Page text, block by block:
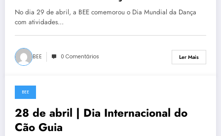
No dia 29 de abril, a BEE comemorou o Dia Mundial da Dança
com atividades…
BEE 0 Comentários Ler Mais
28 de Abril, 2021
BEE
28 de abril | Dia Internacional do
Cão Guia